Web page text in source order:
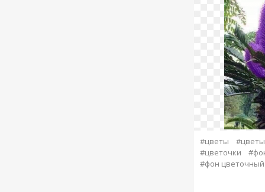
#цветы
#цветочки
#фон цветочный